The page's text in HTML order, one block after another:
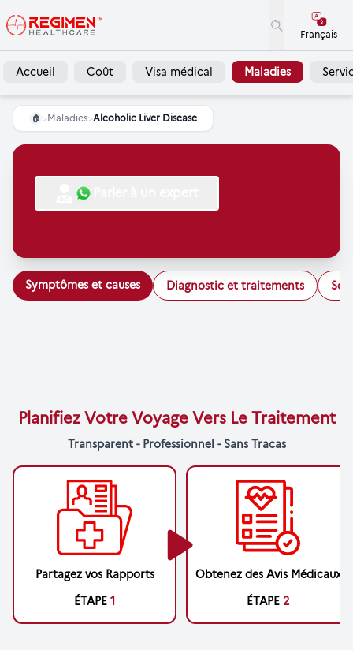
Français
Accueil Coût Visa médical Maladies
🏠 >Maladies>Alcoholic Liver Disease
Symptômes et causes Diagnostic et traitements
Planifiez Votre Voyage Vers Le Traitement
Transparent - Professionnel - Sans Tracas
Partagez vos Rapports
ÉTAPE 1
Obtenez des Avis Médicaux
ÉTAPE 2